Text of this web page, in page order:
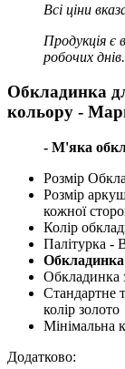
Всі ціни
Продукція є
робочих
Обкладинка
кольору -
- М'яка
Розмір
Розмір
кожної
Колір
Палітурка -
Обкладинка
Стандартне
колір золото
Мінімальна
Додатково: